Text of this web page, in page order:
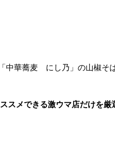
中華蕎麦 にし乃」の山椒そ
メできる激ウマ店だけを厳